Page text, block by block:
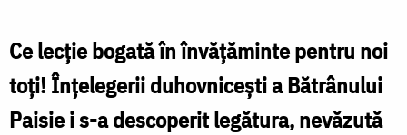
Ce lecţie bogată în învăţăminte pentru noi
toţi! Înţelegerii duhovniceşti a Bătrânului
Paisie i s-a descoperit legătura, nevăzută